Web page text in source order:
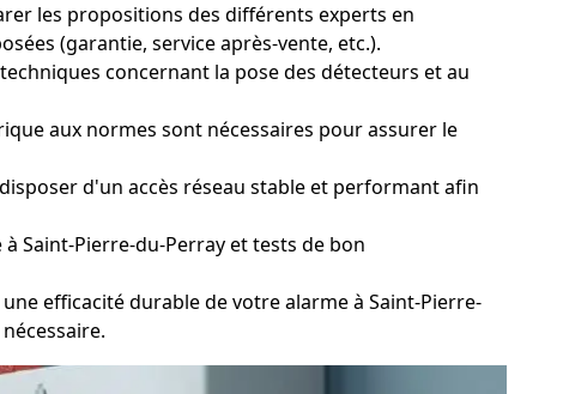
les propositions des différents experts en
(garantie, service après-vente, etc.).
concernant la pose des détecteurs et au
aux normes sont nécessaires pour assurer le
d'un accès réseau stable et performant afin
Saint-Pierre-du-Perray et tests de bon
efficacité durable de votre alarme à Saint-Pierre-